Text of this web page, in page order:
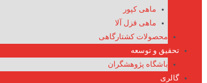
ماهی کپور
ماهی قزل آلا
محصولات کشتارگاهی
تحقیق و توسعه
باشگاه پژوهشگران
گالری